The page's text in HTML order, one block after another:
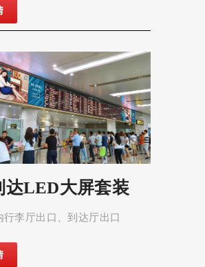
达LED大屏套装
行李厅出口、到达厅出口